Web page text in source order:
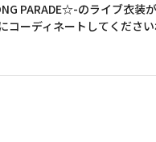
PARADE☆-のライブ衣装
コーディネートしてください